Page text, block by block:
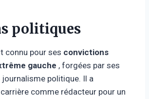
politiques
connu pour ses convictions
gauche , forgées par ses
politique. Il a
comme rédacteur pour un